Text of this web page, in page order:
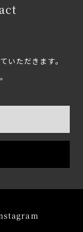
いただきます。